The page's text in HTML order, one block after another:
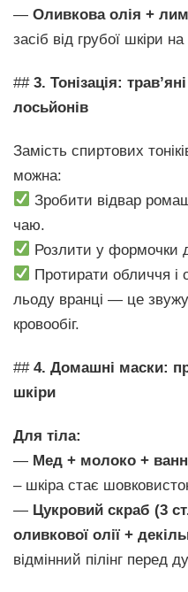
— Оливкова олія +
засіб від грубої шкіри
## 3. Тонізація:
лосьйонів
Замість спиртових
можна:
Зробити відвар
чаю.
Розлити у формочки
Протирати обличчя і
льоду вранці — це
кровообіг.
## 4. Домашні маски:
шкіри
Для тіла:
— Мед + молоко +
– шкіра стає
— Цукровий скраб (3
оливкової олії +
відмінний пілінг перед